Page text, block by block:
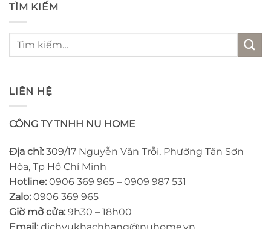
TÌM KIẾM
Tìm
LIÊN HỆ
CÔNG TY TNHH NU HOME
Địa chỉ: 309/17 Nguyễn Văn Trỗi, Phường Tân Sơn
Hòa, Tp Hồ Chí Minh
Hotline: 0906 369 965 – 0909 987 531
Zalo: 0906 369 965
Giờ mở cửa: 9h30 – 18h00